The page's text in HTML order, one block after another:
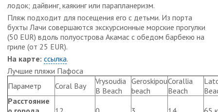
лодок; дайвинг, каякинг или парапланеризм.
Пляж подходит для посещения его с детьми. Из порта
бухты Лачи совершаются экскурсионные морские прогулки
(50 EUR) вдоль полуострова Акамас с обедом барбекю на
гриле (от 25 EUR).
На карте: ссылка.
Лучшие пляжи Пафоса
Параметр
Coral Bay
Vrysoudia
B Beach
Geroskipou
beach
Corallia
Beach
Расстояние